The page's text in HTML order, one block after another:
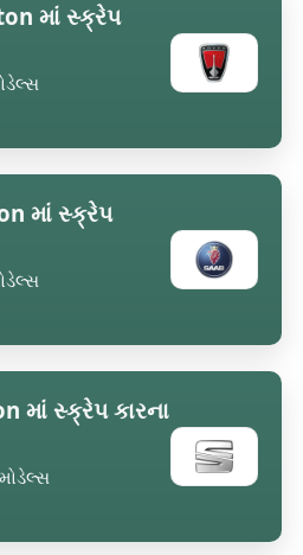
માં સ્ક્રેપ
માં સ્ક્રેપ
માં સ્ક્રેપ કારના